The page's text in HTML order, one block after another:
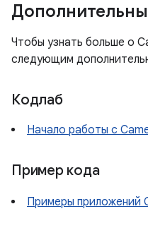
Чтобы узнать больше о
следующим
Кодлаб
Начало работы с
Пример кода
Примеры приложений